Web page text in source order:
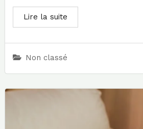
Non classé
Lire la suite